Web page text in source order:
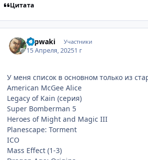
Цитата
Slipwaki Участники
15 Апреля, 20251 г
У меня список в основном только из
American McGee Alice
Legacy of Kain (серия)
Super Bomberman 5
Heroes of Might and Magic III
Planescape: Torment
ICO
Mass Effect (1-3)